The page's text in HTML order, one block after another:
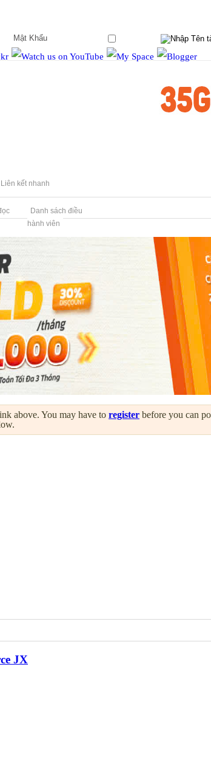
Liên kết nhanh
Danh sách điều
hành viên
above. You may have to register before you can
JX